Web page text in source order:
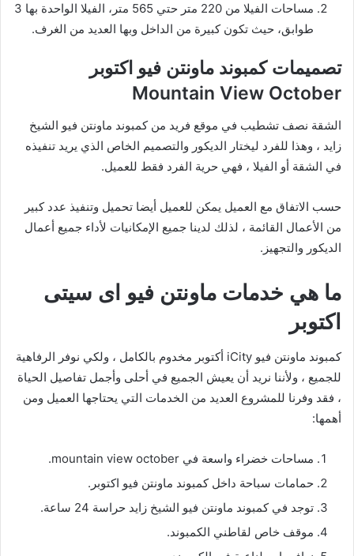
مساحات الفيلا من 220 متر حتي 565 متر، الفيلا الواحدة بها 3
طوابق، حيث تكون كبيرة من الداخل وبها العديد من الغرف.
تصميمات كمبوند ماونتن فيو اكتوبر
Mountain View October
الشقة نصف تشطيب في موقع فريد من كمبوند ماونتن فيو الشيخ
زايد ، وهذا للفرد ليختار الديكور والتصميم الخاص الذي يريد تنفيذه
في الشقة أو الفيلا ، فهي حرية الفرد فقط للعميل.
حسب الاتفاق مع العميل يمكن للعميل أيضا تحميل وتنفيذ عدد كبير
من الأعمال القائمة ، لذلك لدينا جميع الإمكانيات لأداء جميع أعمال
الديكور والتجهيز.
ما هي خدمات ماونتن فيو اى سيتى
اكتوبر
كمبوند ماونتن فيو iCity أكتوبر مخدوم بالكامل ، ولكي نوفر الرفاهية
للجميع ، ولأننا نريد أن يعيش الجميع في أحلى وأجمل تفاصيل الحياة
، فقد وفرنا للمشروع العديد من الخدمات التي يحتاجها العميل ومن
أهمها:
مساحات خضراء واسعة في mountain view october.
حمامات سباحة داخل كمبوند ماونتن فيو اكتوبر.
توجد في كمبوند ماونتن فيو الشيخ زايد حراسة 24 ساعة.
موقف خاص لقاطني الكمبوند.